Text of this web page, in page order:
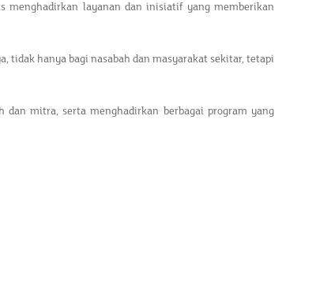
menghadirkan layanan dan inisiatif yang memberikan
tidak hanya bagi nasabah dan masyarakat sekitar, tetapi
dan mitra, serta menghadirkan berbagai program yang